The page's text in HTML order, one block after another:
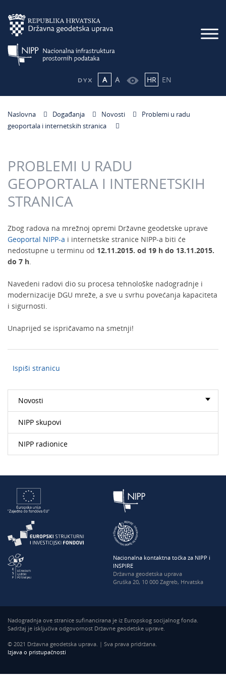
A A HR EN
Naslovna Događanja Novosti
Problemi u radu
geoportala i internetskih stranica
PROBLEMI U RADU
GEOPORTALA I INTERNETSKIH
STRANICA
Zbog radova na mrežnoj opremi Državne geodetske uprave
Geoportal NIPP-a i internetske stranice NIPP-a biti će
nedostupne u terminu od 12.11.2015. od 19 h do 13.11.2015.
do 7 h.
Navedeni radovi dio su procesa tehnološke nadogradnje i
modernizacije DGU mreže, a sve u svrhu povećanja kapaciteta
i sigurnosti.
Unaprijed se ispričavamo na smetnji!
Ispiši stranicu
Novosti
NIPP skupovi
NIPP radionice
Nacionalna kontaktna točka za NIPP i
INSPIRE
Državna geodetska uprava
Gruška 20, 10 000 Zagreb, Hrvatska
Nadogradnja ove stranice sufinancirana je iz Europskog socijalnog fonda.
Sadržaj je isključiva odgovornost Državne geodetske uprave.
© 2021 Državna geodetska uprava. | Sva prava pridržana.
Izjava o pristupačnosti